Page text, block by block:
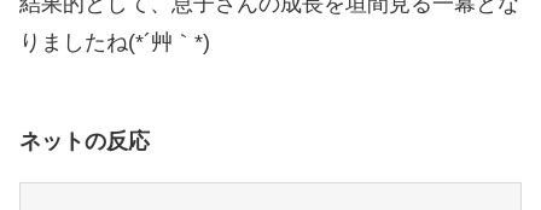
りましたね(*´艸｀*)
ネットの反応